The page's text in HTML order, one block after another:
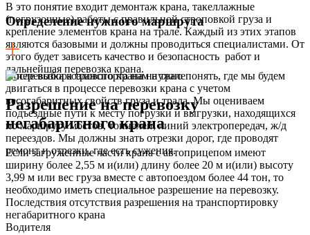
В это понятие входит демонтаж крана, такеллажные
(погрузочные) работы с правильной строповкой груза и
крепление элементов крана на трале. Каждый из этих этапов
являются базовыми и должны проводиться специалистами. От
этого будет зависеть качество и безопасность работ и
дальнейшая перевозка крана.
Определение нужного маршрута
После выбора транспорта нам нужно понять, где мы будем
двигаться в процессе перевозки крана с учетом
весогабаритных свойств груза и трала. Мы оцениваем
подъездные пути к месту погрузки и выгрузки, находящихся
по маршруту мостов, тоннелей, линий электропередач, ж/д
переездов. Мы должны знать отрезки дорог, где проводят
ремонт и отрезки, где есть сужения.
Разрешение на перевозку
негабаритного крана
Если загруженные части крана с автоприцепом имеют
ширину более 2,55 м и(или) длину более 20 м и(или) высоту
3,99 м или вес груза вместе с автопоездом более 44 тон, то
необходимо иметь специальное разрешение на перевозку.
Последствия отсутствия разрешения на транспортировку
негабаритного крана
Водителя